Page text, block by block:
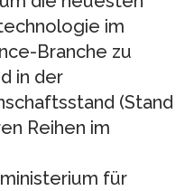
im
Branche zu
in der
(Stand
Reihen im
für